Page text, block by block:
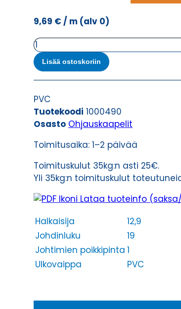
9,69 € / m (alv 0)
Ohjauskaapeli
ÖPVC-
JZ
19G1
määrä
Lisää ostoskoriin
PVC
Tuotekoodi 1000490
Osasto Ohjauskaapelit
Toimitusaika: 1–2 päivää
Toimituskulut 35kg:n asti 25€.
Yli 35kg:n toimituskulut
Lataa tuoteinfo
Halkaisija
12,9
Johdinluku
19
Johtimien poikkipinta 1
Ulkovaippa
PVC